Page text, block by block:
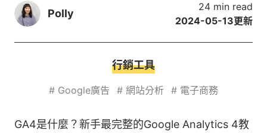
Polly
24 min read
2024-05-13更新
行銷工具
# Google廣告 # 網站分析 # 電子商務
GA4是什麼？新手最完整的Google Analytics 4教